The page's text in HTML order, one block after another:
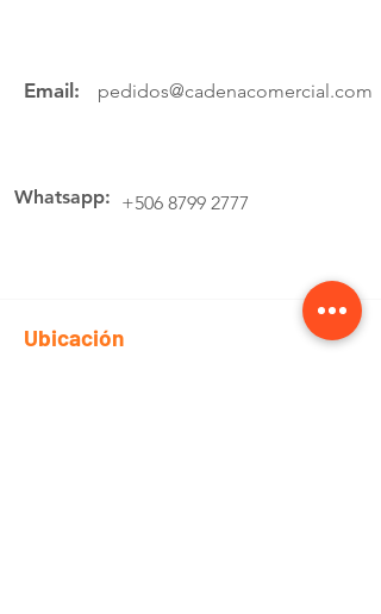
Email: pedidos@cadenacomercial.com
Whatsapp: +506 8799 2777
Ubicación